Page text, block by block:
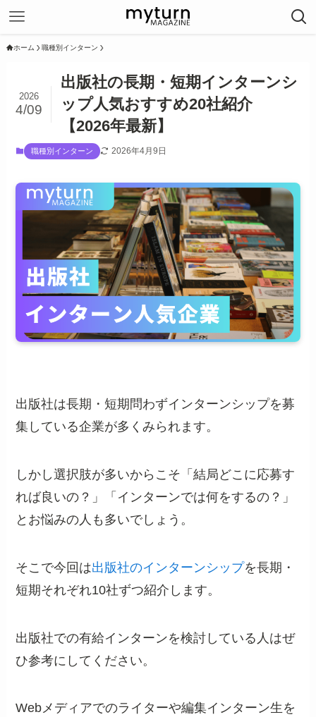
ホーム 職種別インターン
出版社の長期・短期インターンシ
ップ人気おすすめ20社紹介
【2026年最新】
2026
4/09
職種別インターン 2026年4月9日
出版社は長期・短期問わずインターンシップを募
集している企業が多くみられます。
しかし選択肢が多いからこそ「結局どこに応募す
れば良いの？」「インターンでは何をするの？」
とお悩みの人も多いでしょう。
そこで今回は出版社のインターンシップを長期・
短期それぞれ10社ずつ紹介します。
出版社での有給インターンを検討している人はぜ
ひ参考にしてください。
Webメディアでのライターや編集インターン生を